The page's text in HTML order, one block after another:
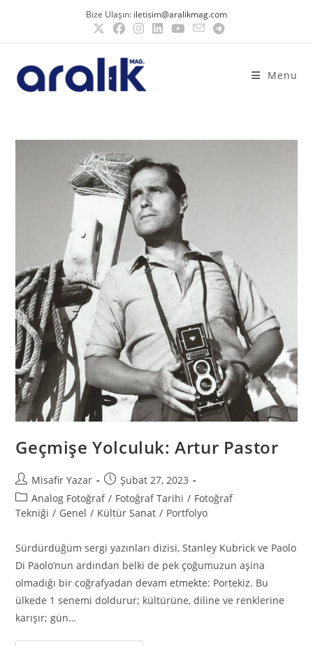
Bize Ulaşın: iletisim@aralikmag.com
Menu
Geçmişe Yolculuk: Artur Pastor
Misafir Yazar
Şubat 27, 2023
Analog Fotoğraf / Fotoğraf Tarihi / Fotoğraf
Tekniği / Genel / Kültür Sanat / Portfolyo
Sürdürdüğüm sergi yazınları dizisi, Stanley Kubrick ve Paolo
Di Paolo‘nun ardından belki de pek çoğumuzun aşina
olmadığı bir coğrafyadan devam etmekte: Portekiz. Bu
ülkede 1 senemi doldurur; kültürüne, diline ve renklerine
karışır; gün…